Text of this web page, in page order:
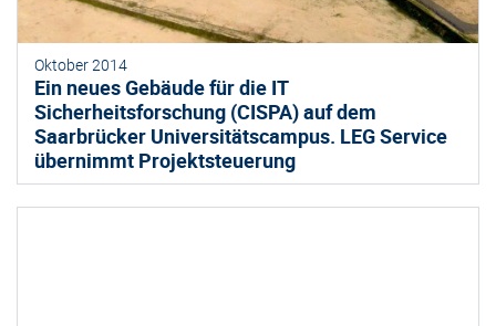
Oktober 2014
Ein neues Gebäude für die IT
Sicherheitsforschung (CISPA) auf dem
Saarbrücker Universitätscampus. LEG Service
übernimmt Projektsteuerung